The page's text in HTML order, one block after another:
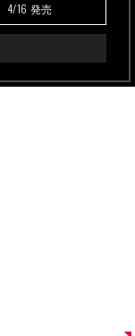
4/16 発売